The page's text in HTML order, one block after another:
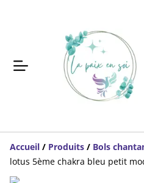
Accueil / Produits / Bols
lotus 5ème chakra bleu petit